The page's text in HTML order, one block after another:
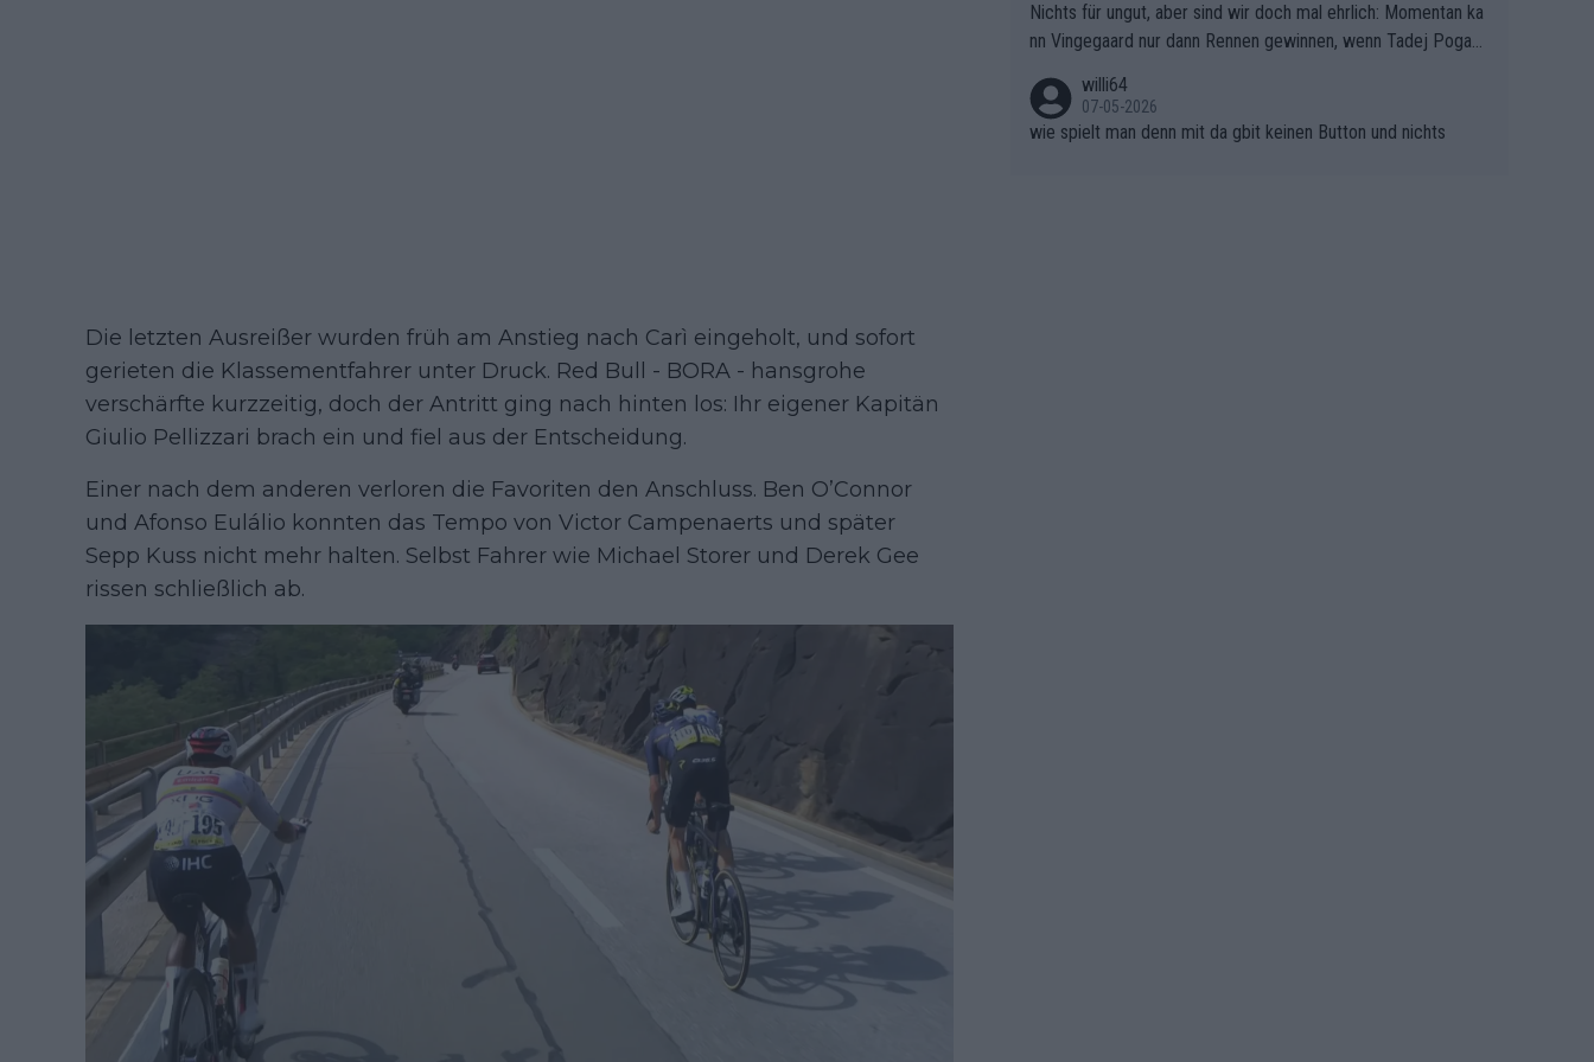
Die letzten Ausreißer wurden früh am Anstieg nach Carì eingeholt, und sofort
gerieten die Klassementfahrer unter Druck. Red Bull - BORA - hansgrohe
verschärfte kurzzeitig, doch der Antritt ging nach hinten los: Ihr eigener Kapitän
Giulio Pellizzari brach ein und fiel aus der Entscheidung.
Einer nach dem anderen verloren die Favoriten den Anschluss. Ben O’Connor
und Afonso Eulálio konnten das Tempo von Victor Campenaerts und später
Sepp Kuss nicht mehr halten. Selbst Fahrer wie Michael Storer und Derek Gee
rissen schließlich ab.
große Finale Richtung Nizza. Niewiadoma hat psychologisch O
berwasser, aber SD Worx und Vollering müssen jetzt All-In ge
hen. (gregmann)
Nichts für ungut, aber sind wir doch mal ehrlich: Momentan ka
nn Vingegaard nur dann Rennen gewinnen, wenn Tadej Pogaca
willi64
07-05-2026
wie spielt man denn mit da gbit keinen Button und nichts